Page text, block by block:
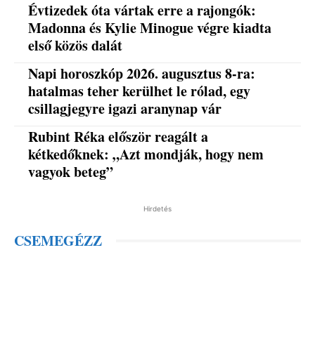
Évtizedek óta vártak erre a rajongók:
Madonna és Kylie Minogue végre kiadta
első közös dalát
Napi horoszkóp 2026. augusztus 8-ra:
hatalmas teher kerülhet le rólad, egy
csillagjegyre igazi aranynap vár
Rubint Réka először reagált a
kétkedőknek: „Azt mondják, hogy nem
vagyok beteg”
Hirdetés
CSEMEGÉZZ